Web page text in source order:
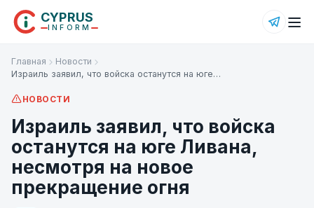
CYPRUS
INFORM
Главная
Новости
Израиль заявил, что войска останутся на юге…
НОВОСТИ
Израиль заявил, что войска
останутся на юге Ливана,
несмотря на новое
прекращение огня